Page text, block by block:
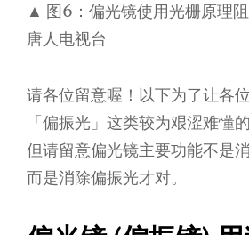
▲ 图6：偏光镜使用光栅原理
唐人电视台
请各位留意喔！以下为了让各
「偏振光」这类较为艰涩难懂
但请留意偏光镜主要功能不是
而是消除偏振光才对。